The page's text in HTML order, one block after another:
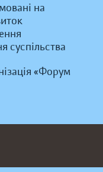
на
суспільства
«Форум